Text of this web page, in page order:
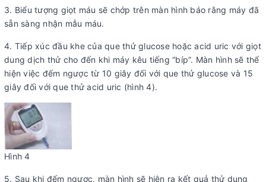
3. Biểu tượng giọt máu sẽ chớp trên màn hình báo rằng máy đã
sẵn sàng nhận mẫu máu.
4. Tiếp xúc đầu khe của que thử glucose hoặc acid uric với giọt
dung dịch thử cho đến khi máy kêu tiếng “bíp”. Màn hình sẽ thể
hiện việc đếm ngược từ 10 giây đối với que thử glucose và 15
giây đối với que thử acid uric (hình 4).
Hình 4
5. Sau khi đếm ngược, màn hình sẽ hiện ra kết quả thử dung